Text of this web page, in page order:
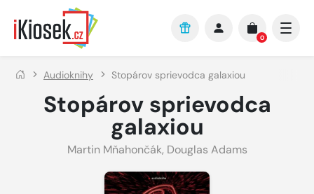
Přejít na hlavní obsah
0
Audioknihy Stopárov sprievodca galaxiou
Stopárov sprievodca
galaxiou
Martin Mňahončák, Douglas Adams